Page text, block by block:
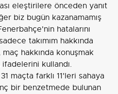
eleştirilere önceden yanıt
biz bugün kazanamamış
hatalarını
takımım hakkında
hakkında konuşmak
kullandı.
maçta farklı 11'leri sahaya
bir benzetmede bulunan